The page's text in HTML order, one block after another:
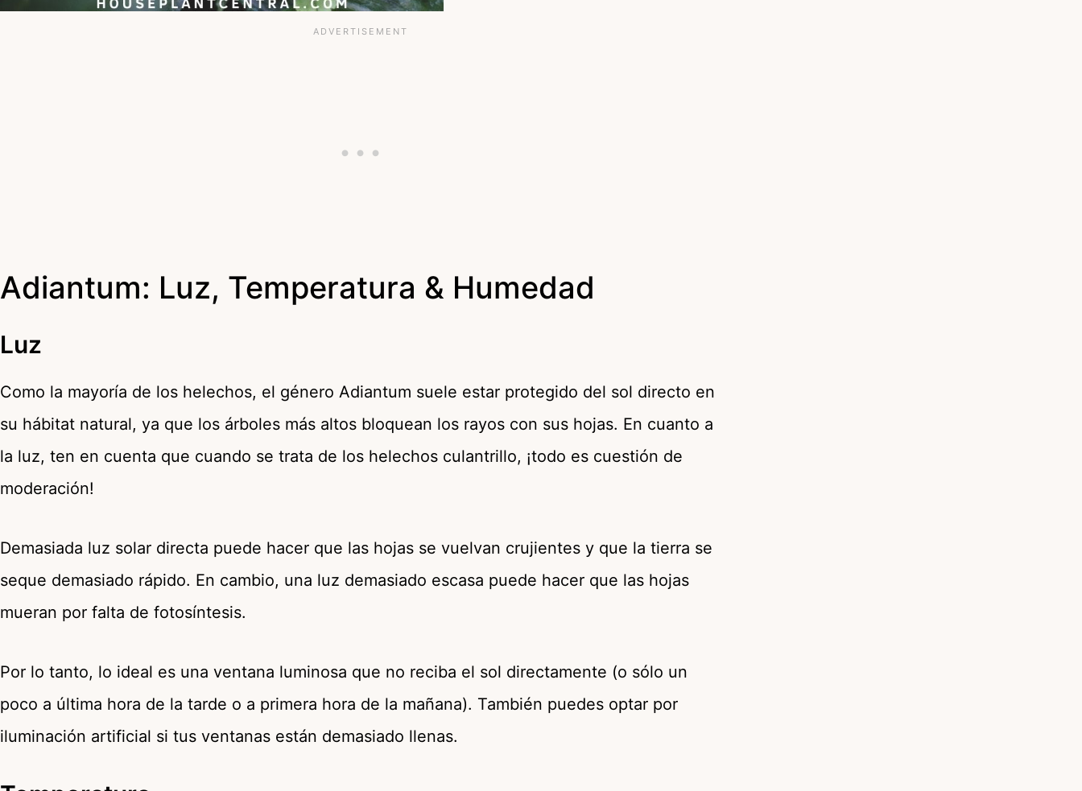
Adiantum: Luz, Temperatura & Humedad
Luz
Como la mayoría de los helechos, el género Adiantum suele estar protegido del sol directo en
su hábitat natural, ya que los árboles más altos bloquean los rayos con sus hojas. En cuanto a
la luz, ten en cuenta que cuando se trata de los helechos culantrillo, ¡todo es cuestión de
moderación!
Demasiada luz solar directa puede hacer que las hojas se vuelvan crujientes y que la tierra se
seque demasiado rápido. En cambio, una luz demasiado escasa puede hacer que las hojas
mueran por falta de fotosíntesis.
Por lo tanto, lo ideal es una ventana luminosa que no reciba el sol directamente (o sólo un
poco a última hora de la tarde o a primera hora de la mañana). También puedes optar por
iluminación artificial si tus ventanas están demasiado llenas.